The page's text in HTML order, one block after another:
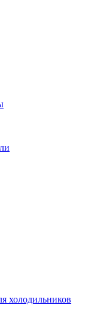
холодильников